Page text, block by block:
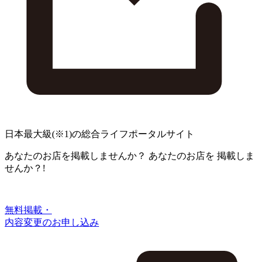
日本最大級(※1)の総合ライフポータルサイト
あなたのお店を掲載しませんか？ あなたのお店を 掲載しま
せんか？!
無料掲載・
内容変更のお申し込み